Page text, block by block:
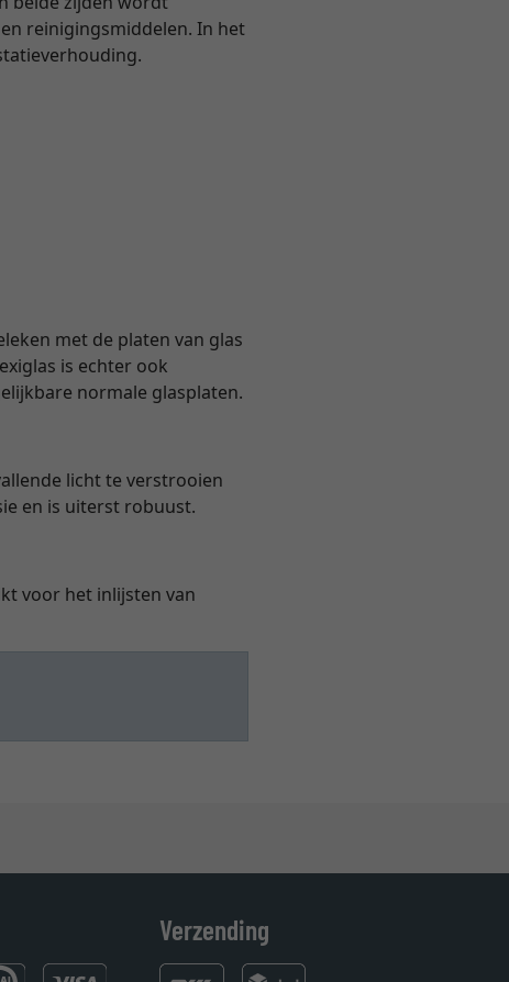
reinigingsmiddelen. In het
met de platen van glas
is echter ook
normale glasplaten.
licht te verstrooien
en is uiterst robuust.
voor het inlijsten van
Verzending